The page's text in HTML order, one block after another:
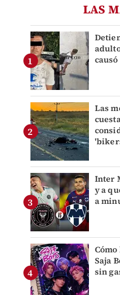
LAS
Las
Inter
y a
a
Saja
sin